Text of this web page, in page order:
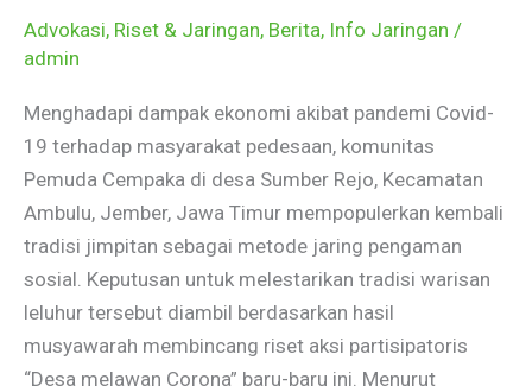
Advokasi, Riset & Jaringan, Berita, Info Jaringan /
admin
Menghadapi dampak ekonomi akibat pandemi Covid-
19 terhadap masyarakat pedesaan, komunitas
Pemuda Cempaka di desa Sumber Rejo, Kecamatan
Ambulu, Jember, Jawa Timur mempopulerkan kembali
tradisi jimpitan sebagai metode jaring pengaman
sosial. Keputusan untuk melestarikan tradisi warisan
leluhur tersebut diambil berdasarkan hasil
musyawarah membincang riset aksi partisipatoris
“Desa melawan Corona” baru-baru ini. Menurut
Cempaka
Populerkan
Jimpitan